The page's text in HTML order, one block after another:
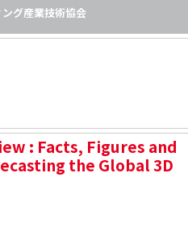
グ産業技術協会
: Facts, Figures and
the Global 3D